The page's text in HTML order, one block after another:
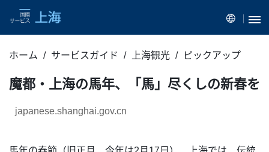
ホーム サービスガイド 上海観光 ピックアップ
魔都・上海の馬年、「馬」尽くしの新春を
japanese.shanghai.gov.cn